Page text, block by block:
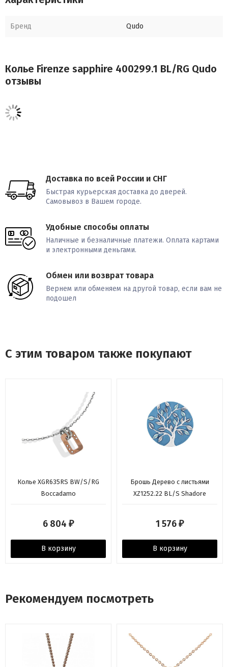
Бренд Qudo
Колье Firenze sapphire 400299.1 BL/RG Qudo
отзывы
Доставка по всей России и СНГ
Быстрая курьерская доставка до дверей.
Самовывоз в Вашем городе.
Удобные способы оплаты
Наличные и безналичные платежи. Оплата картами
и электронными деньгами.
Обмен или возврат товара
Вернем или обменяем на другой товар, если вам не
подошел
С этим товаром также покупают
Колье XGR635RS BW/S/RG
Boccadamo
6 804 ₽
В корзину
Брошь Дерево с листьями
XZ1252.22 BL/S Shadore
1 576 ₽
В корзину
Рекомендуем посмотреть